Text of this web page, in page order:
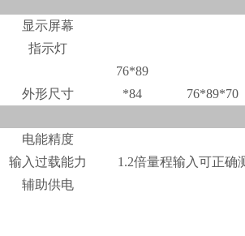
显示屏幕
指示灯
外形尺寸
76*89
*84
76*89*70
电能精度
输入过载能力
1.2倍量程输入可正确
辅助供电